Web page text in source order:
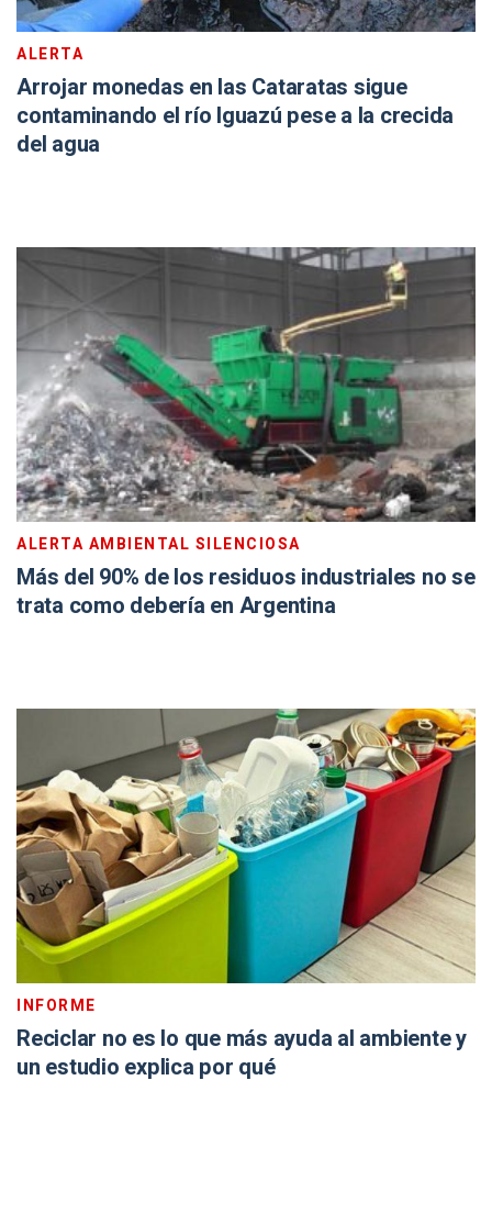
ALERTA
Arrojar monedas en las Cataratas sigue
contaminando el río Iguazú pese a la crecida
del agua
ALERTA AMBIENTAL SILENCIOSA
Más del 90% de los residuos industriales no se
trata como debería en Argentina
INFORME
Reciclar no es lo que más ayuda al ambiente y
un estudio explica por qué